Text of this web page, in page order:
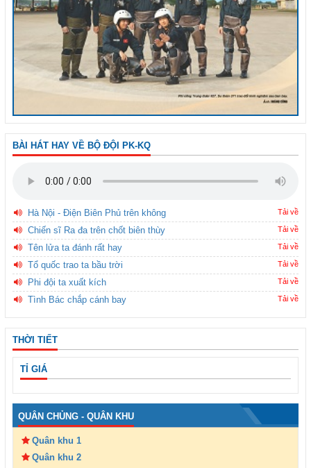
BÀI HÁT HAY VỀ BỘ ĐỘI PK-KQ
Hà Nội - Điện Biên Phủ trên không Tải về
Chiến sĩ Ra đa trên chốt biên thùy Tải về
Tên lửa ta đánh rất hay Tải về
Tổ quốc trao ta bầu trời Tải về
Phi đội ta xuất kích Tải về
Tình Bác chắp cánh bay Tải về
THỜI TIẾT
TỈ GIÁ
QUÂN CHỦNG - QUÂN KHU
Quân khu 1
Quân khu 2